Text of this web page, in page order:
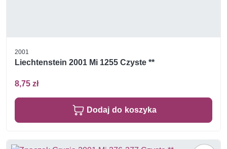
2001
Liechtenstein 2001 Mi 1255 Czyste **
8,75 zł
Dodaj do koszyka